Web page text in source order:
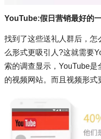
YouTube:假日营销最好的
找到了这些送礼人群后，
么形式更吸引人?这就需要
索的调查显示，YouTube是
的视频网站。而且视频形式